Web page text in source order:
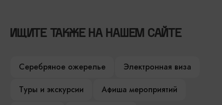
ИЩИТЕ ТАКЖЕ НА НАШЕМ САЙТЕ
Серебряное ожерелье
Электронная виза
Туры и экскурсии
Афиша мероприятий